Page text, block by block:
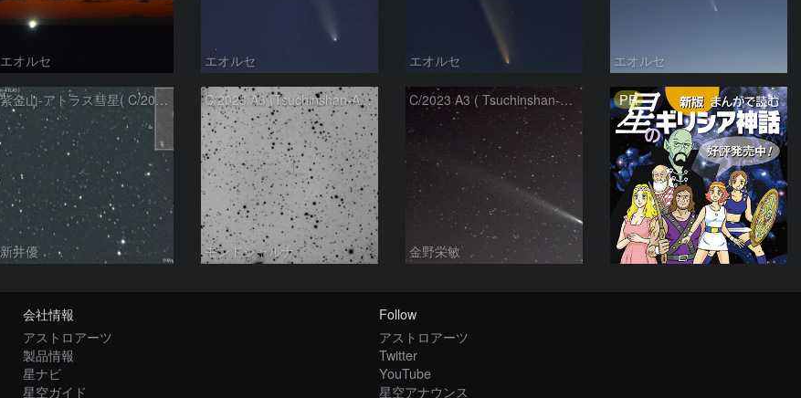
エオルセ エオルセ エオルセ エオルセ
紫金山-アトラス彗星( C/2023A3 )：2025/09/16
新井優
C/2023 A3 (Tsuchinshan-ATLAS)
モンドシャルナ
C/2023 A3 ( Tsuchinshan-ATLAS )
金野栄敏
PR
会社情報
アストロアーツ
製品情報
星ナビ
星空ガイド
Follow
アストロアーツ
Twitter
YouTube
星空アナウンス